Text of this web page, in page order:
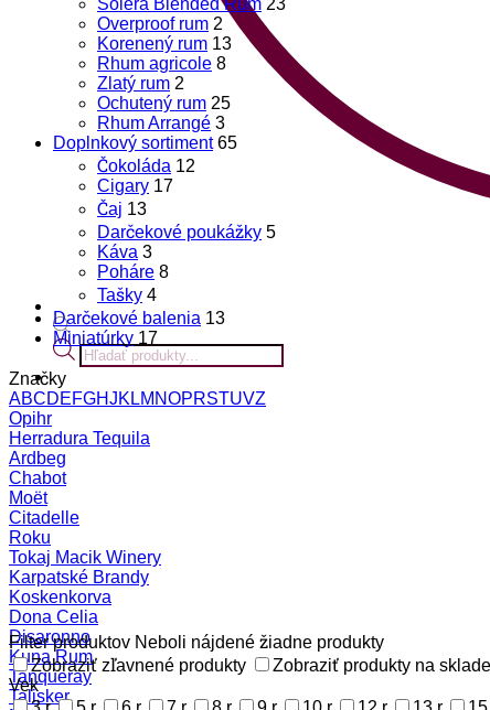
Products
search
Solera Blended Rum 23
Overproof rum 2
Korenený rum 13
Rhum agricole 8
Zlatý rum 2
Ochutený rum 25
Rhum Arrangé 3
Doplnkový sortiment 65
Čokoláda 12
Cigary 17
Čaj 13
Darčekové poukážky 5
Káva 3
Poháre 8
Tašky 4
Darčekové balenia 13
Miniatúrky 17
Značky
ABCDEFGHJK LM NOPRSTUVZ
Opihr
Herradura Tequila
Ardbeg
Chabot
Moët
Citadelle
Roku
Tokaj Macik Winery
Karpatské Brandy
Koskenkorva
Dona Celia
Disaronno
Kuna Rum
Tanqueray
Talisker
Filter produktov Neboli nájdené žiadne produkty
Zobraziť zľavnené produkty
Zobraziť produkty na sklade
Vek